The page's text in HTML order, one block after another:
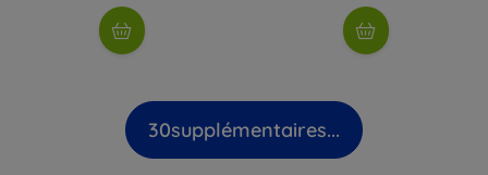
30supplémentaires...